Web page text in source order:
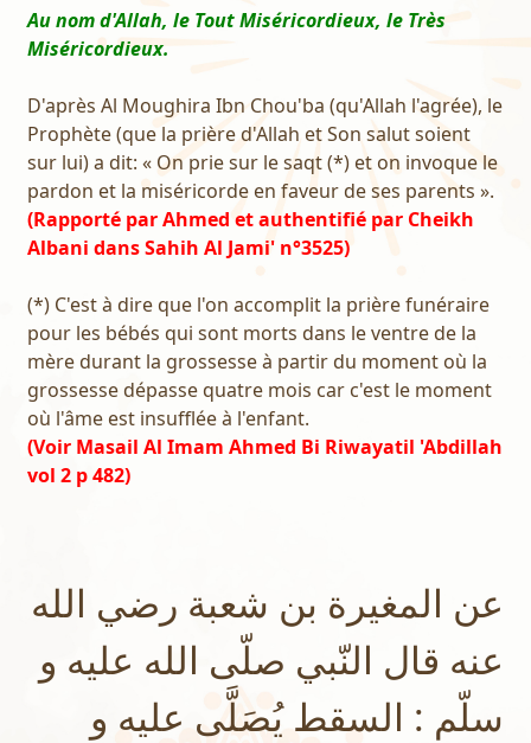
Au nom d'Allah, le Tout Miséricordieux, le Très
Miséricordieux.
D'après Al Moughira Ibn Chou'ba (qu'Allah l'agrée), le
Prophète (que la prière d'Allah et Son salut soient
sur lui) a dit: « On prie sur le saqt (*) et on invoque le
pardon et la miséricorde en faveur de ses parents ».
(Rapporté par Ahmed et authentifié par Cheikh
Albani dans Sahih Al Jami' n°3525)
(*) C'est à dire que l'on accomplit la prière funéraire
pour les bébés qui sont morts dans le ventre de la
mère durant la grossesse à partir du moment où la
grossesse dépasse quatre mois car c'est le moment
où l'âme est insufflée à l'enfant.
(Voir Masail Al Imam Ahmed Bi Riwayatil 'Abdillah
vol 2 p 482)
عن المغيرة بن شعبة رضي الله
عنه قال النّبي صلّى الله عليه و
سلّم : السقط يُصَلَّى عليه و